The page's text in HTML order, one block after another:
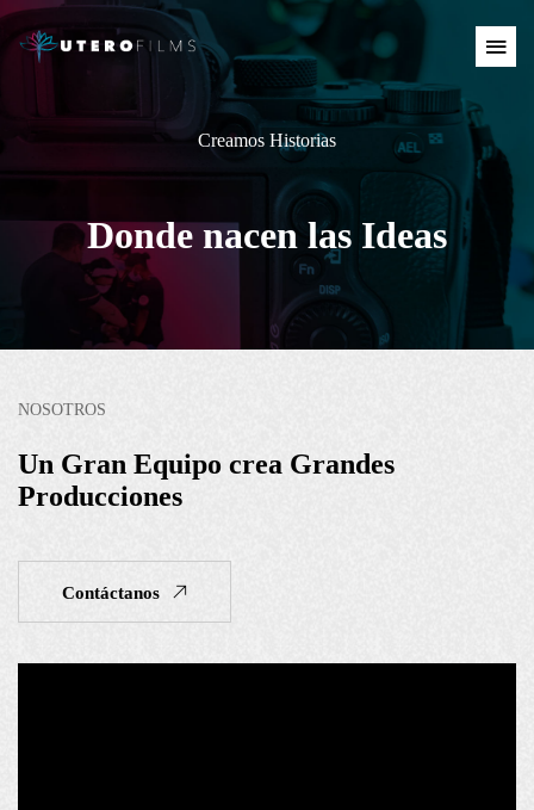
Creamos Historias
Donde nacen las Ideas
NOSOTROS
Un Gran Equipo crea Grandes
Producciones
Contáctanos